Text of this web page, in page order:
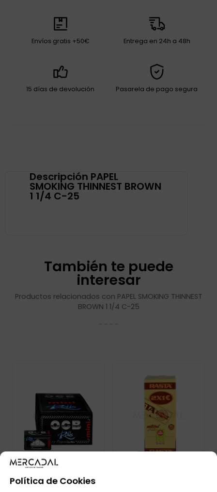
Política de Cookies
Envíos gratis +50€ Entrega en 24h a 48h
15 días de devolución Pasarela de pago segura
Descripción PAPEL
SMOKING THINNEST BROWN
1 1/4 C-25
También te puede
interesar
Productos relacionados con PAPEL SMOKING THINNEST
BROWN 1 1/4 C-25